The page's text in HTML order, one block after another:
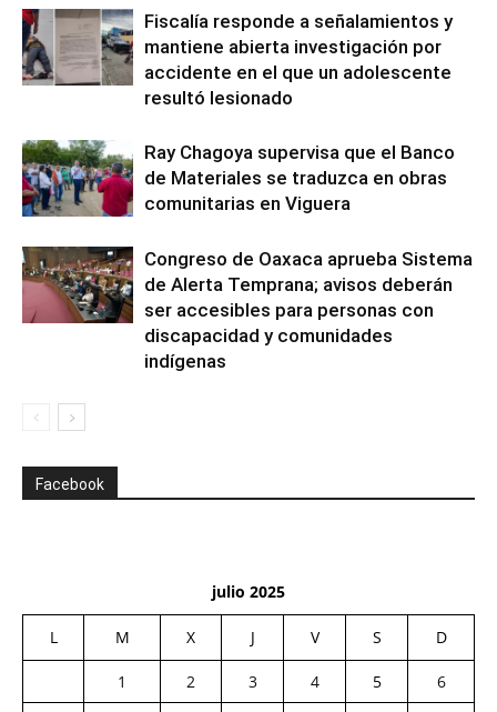
Fiscalía responde a señalamientos y
mantiene abierta investigación por
accidente en el que un adolescente
resultó lesionado
Ray Chagoya supervisa que el Banco
de Materiales se traduzca en obras
comunitarias en Viguera
Congreso de Oaxaca aprueba Sistema
de Alerta Temprana; avisos deberán
ser accesibles para personas con
discapacidad y comunidades
indígenas
Facebook
julio 2025
L M X J V S D
1 2 3 4 5
6